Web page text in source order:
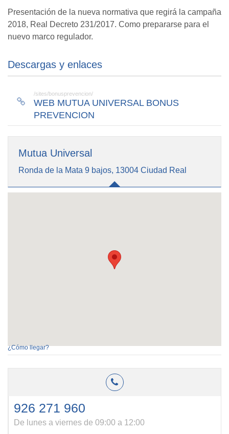
Presentación de la nueva normativa que regirá la campaña
2018, Real Decreto 231/2017. Como prepararse para el
nuevo marco regulador.
Descargas y enlaces
/sites/bonusprevencion/
WEB MUTUA UNIVERSAL BONUS
PREVENCION
Mutua Universal
Ronda de la Mata 9 bajos, 13004 Ciudad Real
¿Cómo llegar?
926 271 960
De lunes a viernes de 09:00 a 12:00